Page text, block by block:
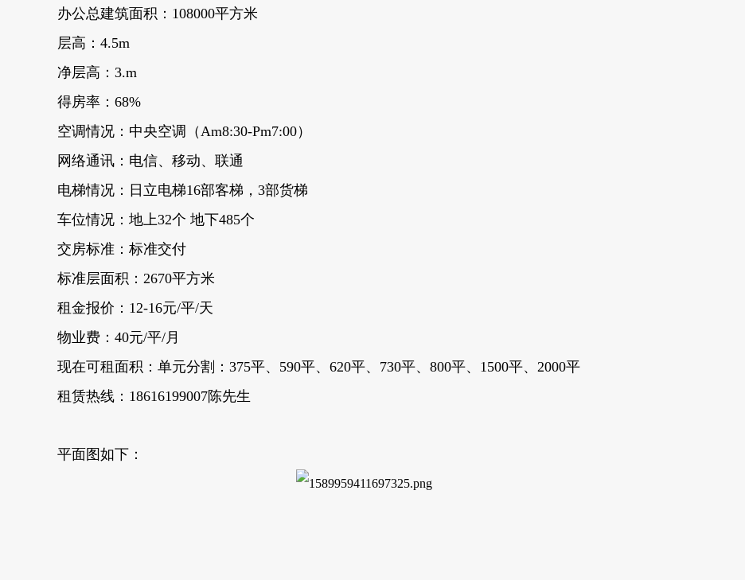
办公总建筑面积：108000平方米
层高：4.5m
净层高：3.m
得房率：68%
空调情况：中央空调（Am8:30-Pm7:00）
网络通讯：电信、移动、联通
电梯情况：日立电梯16部客梯，3部货梯
车位情况：地上32个 地下485个
交房标准：标准交付
标准层面积：2670平方米
租金报价：12-16元/平/天
物业费：40元/平/月
现在可租面积：单元分割：375平、590平、620平、730平、800平、1500平、2000平
租赁热线：18616199007陈先生
平面图如下：